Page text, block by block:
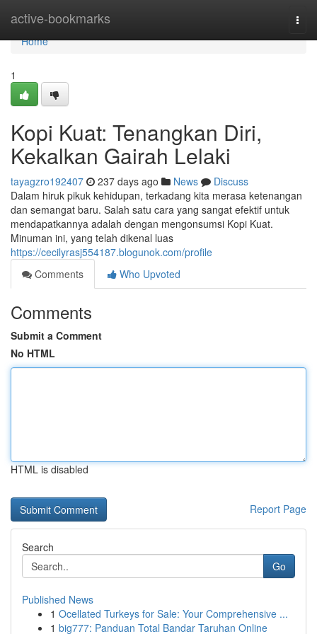
active-bookmarks
Home
Home
1
Kopi Kuat: Tenangkan Diri,
Kekalkan Gairah Lelaki
tayagzro192407 237 days ago News
Discuss
Dalam hiruk pikuk kehidupan, terkadang kita merasa ketenangan
dan semangat baru. Salah satu cara yang sangat efektif untuk
mendapatkannya adalah dengan mengonsumsi Kopi Kuat.
Minuman ini, yang telah dikenal luas
https://cecilyrasj554187.blogunok.com/profile
Comments
Who Upvoted
Comments
Submit a Comment
No HTML
HTML is disabled
Report Page
Search
Go
Published News
1 Ocellated Turkeys for Sale: Your Comprehensive ...
1 big777: Panduan Total Bandar Taruhan Online